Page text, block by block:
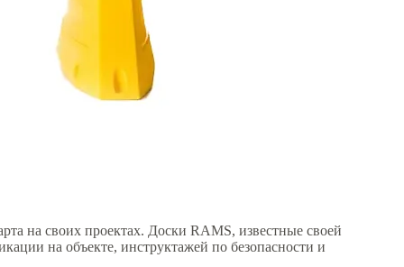
на своих проектах. Доски RAMS, известные своей
на объекте, инструктажей по безопасности и